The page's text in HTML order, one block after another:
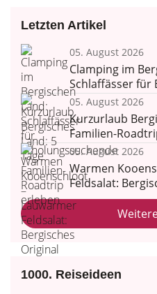
Letzten Artikel
05. August 2026
Clamping im
Schlaffässer für
05. August 2026
Kurzurlaub
Familien-
05. August 2026
Warmen
Feldsalat:
1000. Reiseideen